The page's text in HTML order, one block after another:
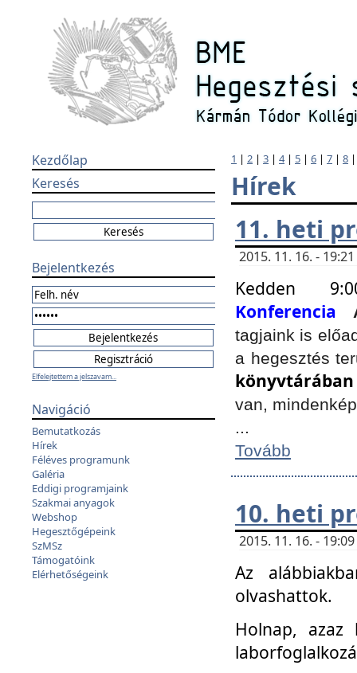
Kezdőlap
Keresés
Bejelentkezés
Elfelejtettem a jelszavam...
Navigáció
Bemutatkozás
Hírek
Féléves programunk
Galéria
Eddigi programjaink
Szakmai anyagok
Webshop
Hegesztőgépeink
SzMSz
Támogatóink
Elérhetőségeink
1 | 2 | 3 | 4| 5 | 6 | 7 | 8
Hírek
11. heti
2015. 11. 16. -
Kedden
Konferencia
tagjaink is
a hegesztés
könyvtárában
van,
...
Tovább
10. heti
2015. 11. 16. -
Az
olvashattok.
Holnap, azaz